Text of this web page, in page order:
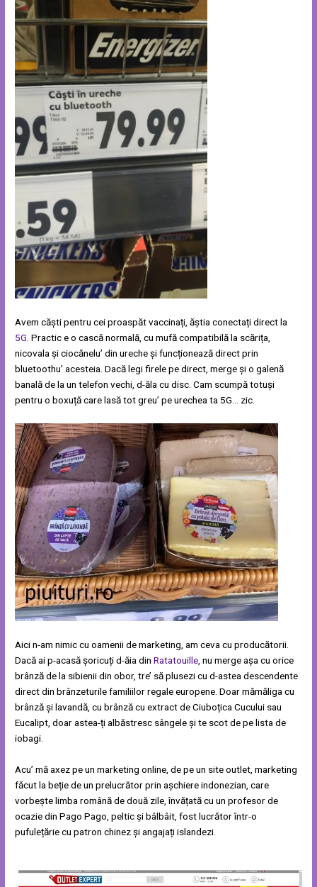
Avem căști pentru cei proaspăt vaccinați, ăștia conectați direct la
5G. Practic e o cască normală, cu mufă compatibilă la scărița,
nicovala și ciocănelu’ din ureche și funcționează direct prin
bluetoothu’ acesteia. Dacă legi firele pe direct, merge și o galenă
banală de la un telefon vechi, d-ăla cu disc. Cam scumpă totuși
pentru o boxuță care lasă tot greu’ pe urechea ta 5G… zic.
Aici n-am nimic cu oamenii de marketing, am ceva cu producătorii.
Dacă ai p-acasă șoricuți d-ăia dinRatatouille , nu merge așa cu orice
brânză de la sibienii din obor, tre’ să plusezi cu d-astea descendente
direct din brânzeturile familiilor regale europene. Doar mămăliga cu
brânză și lavandă, cu brânză cu extract de Ciuboțica Cucului sau
Eucalipt, doar astea-ți albăstresc sângele și te scot de pe lista de
iobagi.
Acu’ mă axez pe un marketing online, de pe un site outlet, marketing
făcut la beție de un prelucrător prin așchiere indonezian, care
vorbește limba română de două zile, învățată cu un profesor de
ocazie din Pago Pago, peltic și bâlbâit, fost lucrător într-o
pufulețărie cu patron chinez și angajați islandezi.